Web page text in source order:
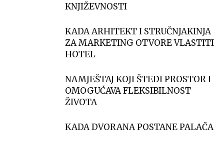
KNJIŽEVNOSTI
KADA ARHITEKT I STRUČNJAKINJA
ZA MARKETING OTVORE VLASTITI
HOTEL
NAMJEŠTAJ KOJI ŠTEDI PROSTOR I
OMOGUĆAVA FLEKSIBILNOST
ŽIVOTA
KADA DVORANA POSTANE PALAČA